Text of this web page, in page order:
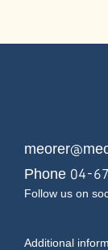
Phone 04-
Follow us on
Additional